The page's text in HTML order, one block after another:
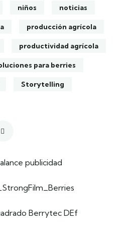
niños noticias
producción agrícola
productividad agrícola
para berries
Storytelling